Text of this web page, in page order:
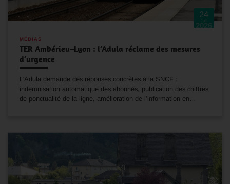
24
Juil
2026
MÉDIAS
TER Ambérieu–Lyon : l’Adula réclame des mesures
d’urgence
L'Adula demande des réponses concrètes à la SNCF :
indemnisation automatique des abonnés, publication des chiffres
de ponctualité de la ligne, amélioration de l’information en…